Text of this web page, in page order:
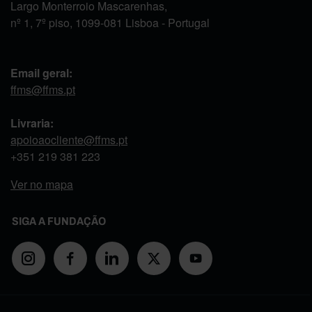
Largo Monterroio Mascarenhas,
nº 1, 7º piso, 1099-081 Lisboa - Portugal
Email geral:
ffms@ffms.pt
Livraria:
apoioaocliente@ffms.pt
+351 219 381 223
Ver no mapa
SIGA A FUNDAÇÃO